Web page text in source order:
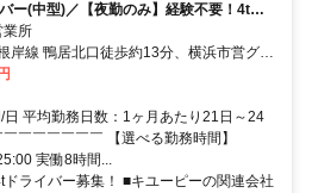
ー(中型)／【夜勤のみ】経験不要！4tド
生◎
所
岸線 鴨居北口徒歩約13分、横浜市営グリ
1番口徒歩約36分、ＪＲ横浜線/ＪＲ根
平均勤務日数：1ヶ月あたり21日～24
￣￣￣￣￣￣ 【選べる勤務時間】
実働8時間...
ライバー募集！ ■キユーピーの関連会社